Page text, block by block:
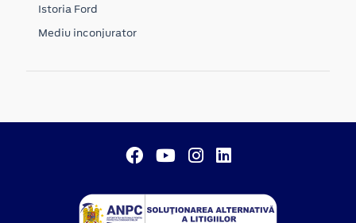
Istoria Ford
Mediu inconjurator